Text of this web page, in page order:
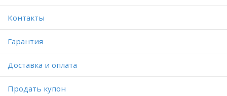
Контакты
Гарантия
Доставка и оплата
Продать купон